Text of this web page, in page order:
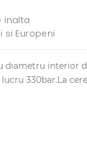
inalta
Europeni
diametru interior
330bar.La